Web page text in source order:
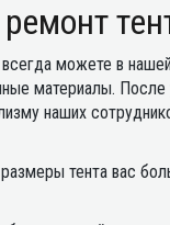
можете в
материалы.
наших
тента вас